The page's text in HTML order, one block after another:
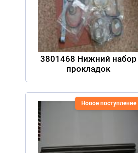
3801468 Нижний набор
прокладок
Новое поступление